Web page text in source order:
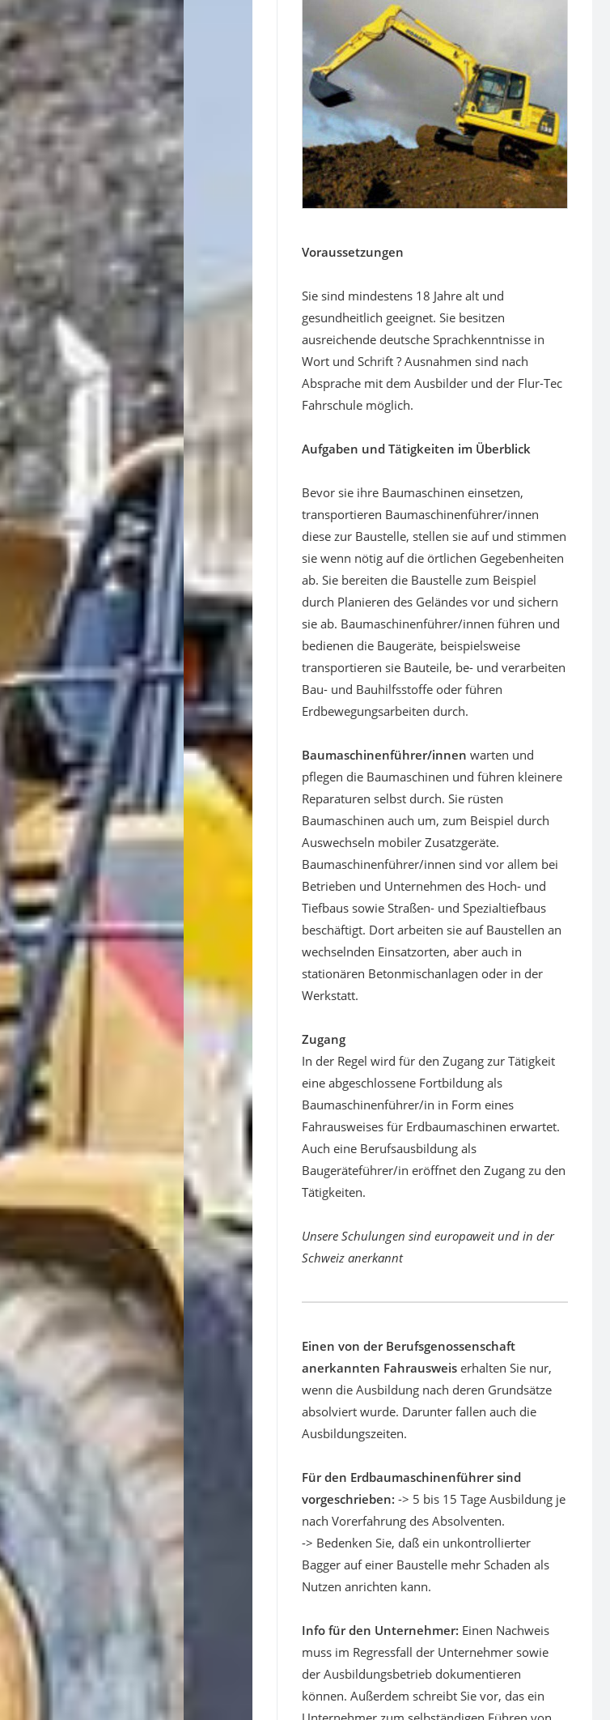
Voraussetzungen
Sie sind mindestens 18 Jahre alt und
gesundheitlich geeignet. Sie besitzen
ausreichende deutsche Sprachkenntnisse in
Wort und Schrift ? Ausnahmen sind nach
Absprache mit dem Ausbilder und der Flur-Tec
Fahrschule möglich.
Aufgaben und Tätigkeiten im Überblick
Bevor sie ihre Baumaschinen einsetzen,
transportieren Baumaschinenführer/innen
diese zur Baustelle, stellen sie auf und stimmen
sie wenn nötig auf die örtlichen Gegebenheiten
ab. Sie bereiten die Baustelle zum Beispiel
durch Planieren des Geländes vor und sichern
sie ab. Baumaschinenführer/innen führen und
bedienen die Baugeräte, beispielsweise
transportieren sie Bauteile, be- und verarbeiten
Bau- und Bauhilfsstoffe oder führen
Erdbewegungsarbeiten durch.
Baumaschinenführer/innen warten und
pflegen die Baumaschinen und führen kleinere
Reparaturen selbst durch. Sie rüsten
Baumaschinen auch um, zum Beispiel durch
Auswechseln mobiler Zusatzgeräte.
Baumaschinenführer/innen sind vor allem bei
Betrieben und Unternehmen des Hoch- und
Tiefbaus sowie Straßen- und Spezialtiefbaus
beschäftigt. Dort arbeiten sie auf Baustellen an
wechselnden Einsatzorten, aber auch in
stationären Betonmischanlagen oder in der
Werkstatt.
Zugang
In der Regel wird für den Zugang zur Tätigkeit
eine abgeschlossene Fortbildung als
Baumaschinenführer/in in Form eines
Fahrausweises für Erdbaumaschinen erwartet.
Auch eine Berufsausbildung als
Baugeräteführer/in eröffnet den Zugang zu den
Tätigkeiten.
Unsere Schulungen sind europaweit und in der
Schweiz anerkannt
Einen von der Berufsgenossenschaft
anerkannten Fahrausweis erhalten Sie nur,
wenn die Ausbildung nach deren Grundsätze
absolviert wurde. Darunter fallen auch die
Ausbildungszeiten.
Für den Erdbaumaschinenführer sind
vorgeschrieben: -> 5 bis 15 Tage Ausbildung je
nach Vorerfahrung des Absolventen.
-> Bedenken Sie, daß ein unkontrollierter
Bagger auf einer Baustelle mehr Schaden als
Nutzen anrichten kann.
Info für den Unternehmer: Einen Nachweis
muss im Regressfall der Unternehmer sowie
der Ausbildungsbetrieb dokumentieren
können. Außerdem schreibt Sie vor, das ein